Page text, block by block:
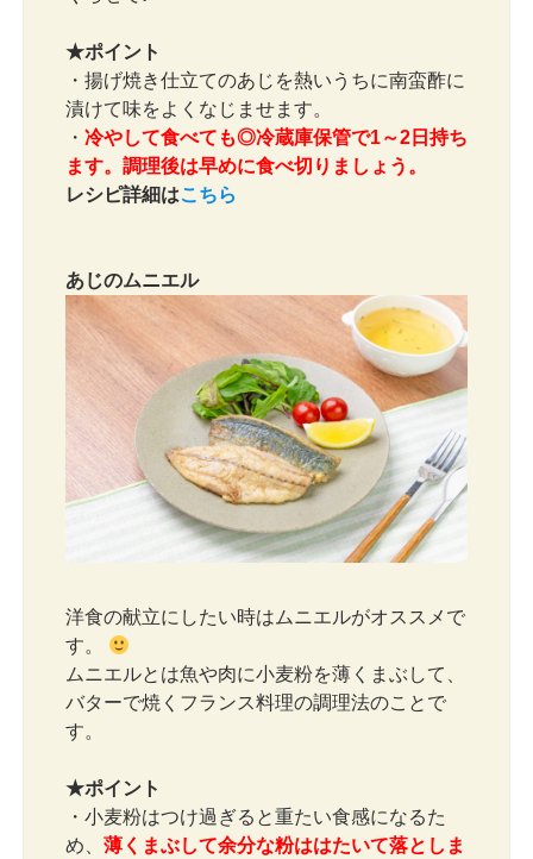
★ポイント
・揚げ焼き仕立てのあじを熱いうちに南蛮酢に
漬けて味をよくなじませます。
・ 冷やして食べても◎冷蔵庫保管で1～2日持ち
ます。調理後は早めに食べ切りましょう。
レシピ詳細はこちら
あじのムニエル
洋食の献立にしたい時はムニエルがオススメで
す。
ムニエルとは魚や肉に小麦粉を薄くまぶして、
バターで焼くフランス料理の調理法のことで
す。
★ポイント
・小麦粉はつけ過ぎると重たい食感になるた
め、 薄くまぶして余分な粉ははたいて落としま